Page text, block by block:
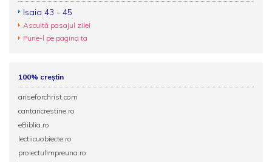
Isaia 43 - 45
Ascultă pasajul zilei
Pune-l pe pagina ta
100% creștin
ariseforchrist.com
cantaricrestine.ro
eBiblia.ro
lectiicuobiecte.ro
proiectulimpreuna.ro